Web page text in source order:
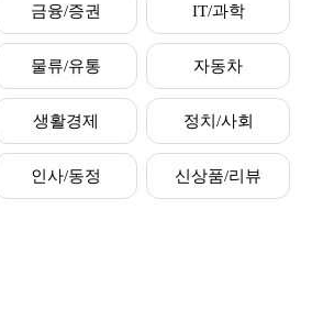
금융/증권 IT/과학
물류/유통 자동차
생활경제 정치/사회
인사/동정 신상품/리뷰